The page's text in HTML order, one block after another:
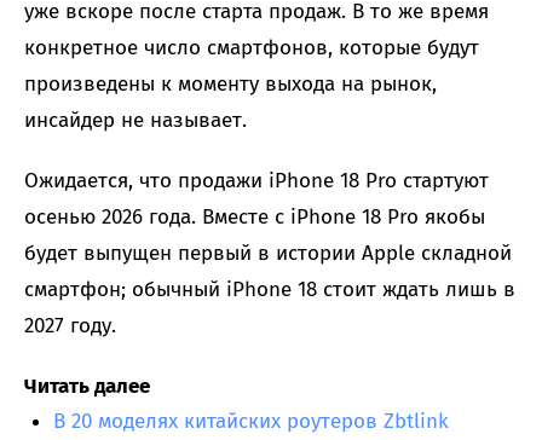
уже вскоре после старта продаж. В то же время
конкретное число смартфонов, которые будут
произведены к моменту выхода на рынок,
инсайдер не называет.
Ожидается, что продажи iPhone 18 Pro стартуют
осенью 2026 года. Вместе с iPhone 18 Pro якобы
будет выпущен первый в истории Apple складной
смартфон; обычный iPhone 18 стоит ждать лишь в
2027 году.
Читать далее
В 20 моделях китайских роутеров Zbtlink